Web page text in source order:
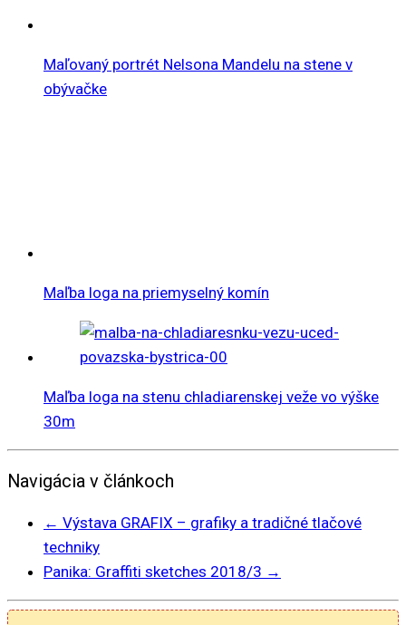
Maľovaný portrét Nelsona Mandelu na stene v
obývačke
Maľba loga na priemyselný komín
Maľba loga na stenu chladiarenskej veže vo výške
30m
Navigácia v článkoch
← Výstava GRAFIX – grafiky a tradičné tlačové
techniky
Panika: Graffiti sketches 2018/3 →